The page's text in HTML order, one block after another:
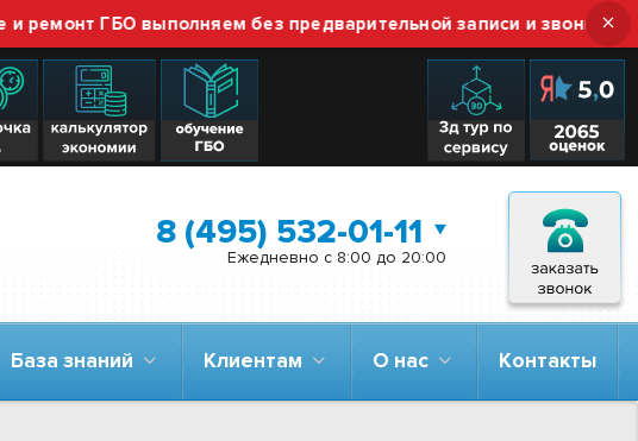
ГБО выполняем без предварительной записи и звонка — ×
8 (495) 532-01-11
Ежедневно с 8:00 до 20:00
База знаний Клиентам О нас Контакты